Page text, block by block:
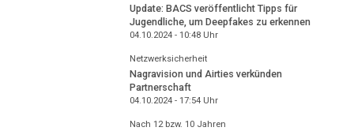
Update: BACS veröffentlicht Tipps für
Jugendliche, um Deepfakes zu erkennen
04.10.2024 - 10:48Uhr
Netzwerksicherheit
Nagravision und Airties verkünden
Partnerschaft
04.10.2024 - 17:54Uhr
Nach 12 bzw. 10 Jahren